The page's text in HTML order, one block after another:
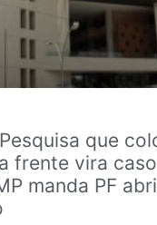
que
frente vira
manda PF